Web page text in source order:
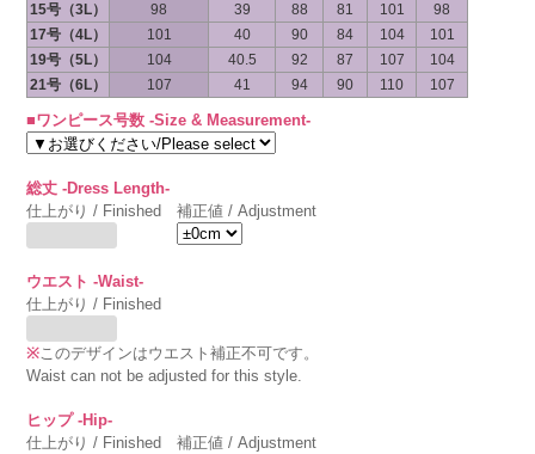
15号（3L）
98 39 88 81 101
98
17号（4L）
101 40 90 84 104
101
19号（5L）
104 40.5 92 87 107
104
21号（6L）
107 41 94 90 110 107
■ワンピース号数 -Size & Measurement-
総丈 -Dress Length-
仕上がり / Finished
補正値 / Adjustment
ウエスト -Waist-
仕上がり / Finished
※このデザインはウエスト補正不可です。
Waist can not be adjusted for this style.
ヒップ -Hip-
仕上がり / Finished
補正値 / Adjustment